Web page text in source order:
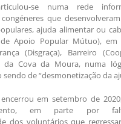
se numa rede
congéneres que
ajuda alimentar ou
Apoio Popular Mútuo), em
(Disgraça), Barreiro
da Cova da Moura, numa
de “desmonetização da
em setembro de
em parte por
dos voluntários que